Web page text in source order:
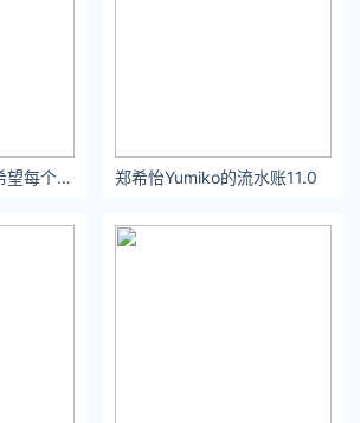
图图小有名气的店希望每个人都能珍惜眼前人，别把爱你的人弄丢了。 郑希怡Yumiko的流水账11.0